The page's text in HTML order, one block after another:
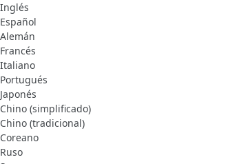
Inglés
Español
Alemán
Francés
Italiano
Portugués
Japonés
Chino (simplificado)
Chino (tradicional)
Coreano
Ruso